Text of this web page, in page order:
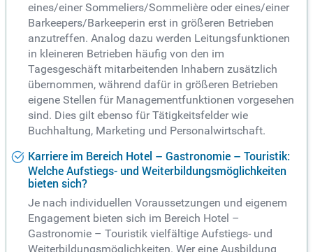
eines/einer Sommeliers/Sommelière oder eines/einer
Barkeepers/Barkeeperin erst in größeren Betrieben
anzutreffen. Analog dazu werden Leitungsfunktionen
in kleineren Betrieben häufig von den im
Tagesgeschäft mitarbeitenden Inhabern zusätzlich
übernommen, während dafür in größeren Betrieben
eigene Stellen für Managementfunktionen vorgesehen
sind. Dies gilt ebenso für Tätigkeitsfelder wie
Buchhaltung, Marketing und Personalwirtschaft.
Karriere im Bereich Hotel – Gastronomie – Touristik:
Welche Aufstiegs- und Weiterbildungsmöglichkeiten
bieten sich?
Je nach individuellen Voraussetzungen und eigenem
Engagement bieten sich im Bereich Hotel –
Gastronomie – Touristik vielfältige Aufstiegs- und
Weiterbildungsmöglichkeiten. Wer eine Ausbildung